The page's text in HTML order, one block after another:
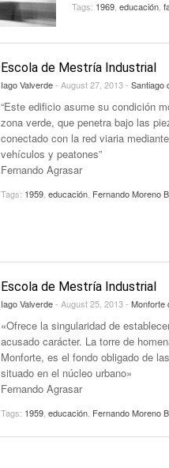
Tags: 1969 educación
Escola de Mestría Industrial
Iago Valverde- August 27, 2013 - Santiago
“Este edificio asume su condición
zona verde, que penetra bajo las
conectado con la red viaria
vehículos y peatones”
Fernando Agrasar
Tags: 1959 educación Fernando Moreno
Escola de Mestría Industrial
Iago Valverde- August 25, 2013 - Monforte
«Ofrece la singularidad de
acusado carácter. La torre de
Monforte, es el fondo obligado de
situado en el núcleo urbano»
Fernando Agrasar
Tags: 1959 educación Fernando Moreno